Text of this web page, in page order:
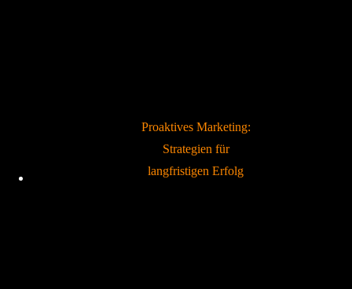
Proaktives Marketing:
Strategien für
langfristigen Erfolg